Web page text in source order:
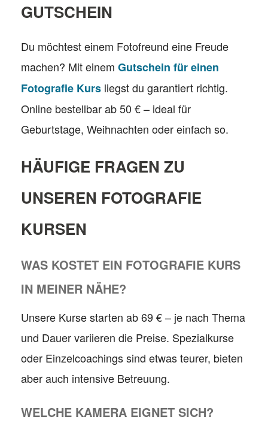
GUTSCHEIN
Du möchtest einem Fotofreund eine Freude
machen? Mit einem Gutschein für einen
Fotografie Kurs liegst du garantiert richtig.
Online bestellbar ab 50 € – ideal für
Geburtstage, Weihnachten oder einfach so.
HÄUFIGE FRAGEN ZU
UNSEREN FOTOGRAFIE
KURSEN
WAS KOSTET EIN FOTOGRAFIE KURS
IN MEINER NÄHE?
Unsere Kurse starten ab 69 € – je nach Thema
und Dauer variieren die Preise. Spezialkurse
oder Einzelcoachings sind etwas teurer, bieten
aber auch intensive Betreuung.
WELCHE KAMERA EIGNET SICH?